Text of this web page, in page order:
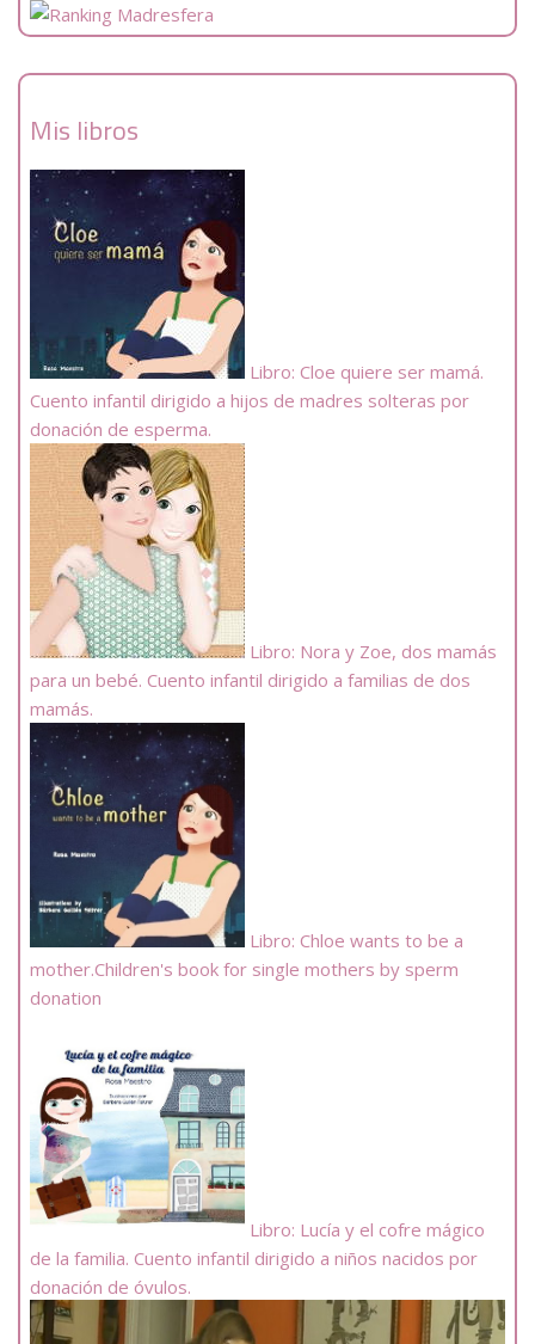
Mis libros
Libro: Cloe quiere ser mamá.
Cuento infantil dirigido a hijos de madres solteras por
donación de esperma.
Libro: Nora y Zoe, dos mamás
para un bebé. Cuento infantil dirigido a familias de dos
mamás.
Libro: Chloe wants to be a
mother.Children's book for single mothers by sperm
donation
Libro: Lucía y el cofre mágico
de la familia. Cuento infantil dirigido a niños nacidos por
donación de óvulos.